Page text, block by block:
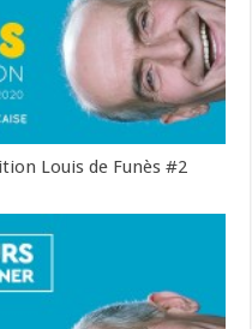
Louis de Funès #2